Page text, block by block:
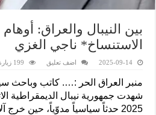
بين النيبال والعراق:
الاستنساخ* ناجي الغزي
2025-09-14 اضف تعليق 199 زيارة
منبر العراق الحر :…. كاتب وباحث
شهدت جمهورية نيبال الديمقراطية